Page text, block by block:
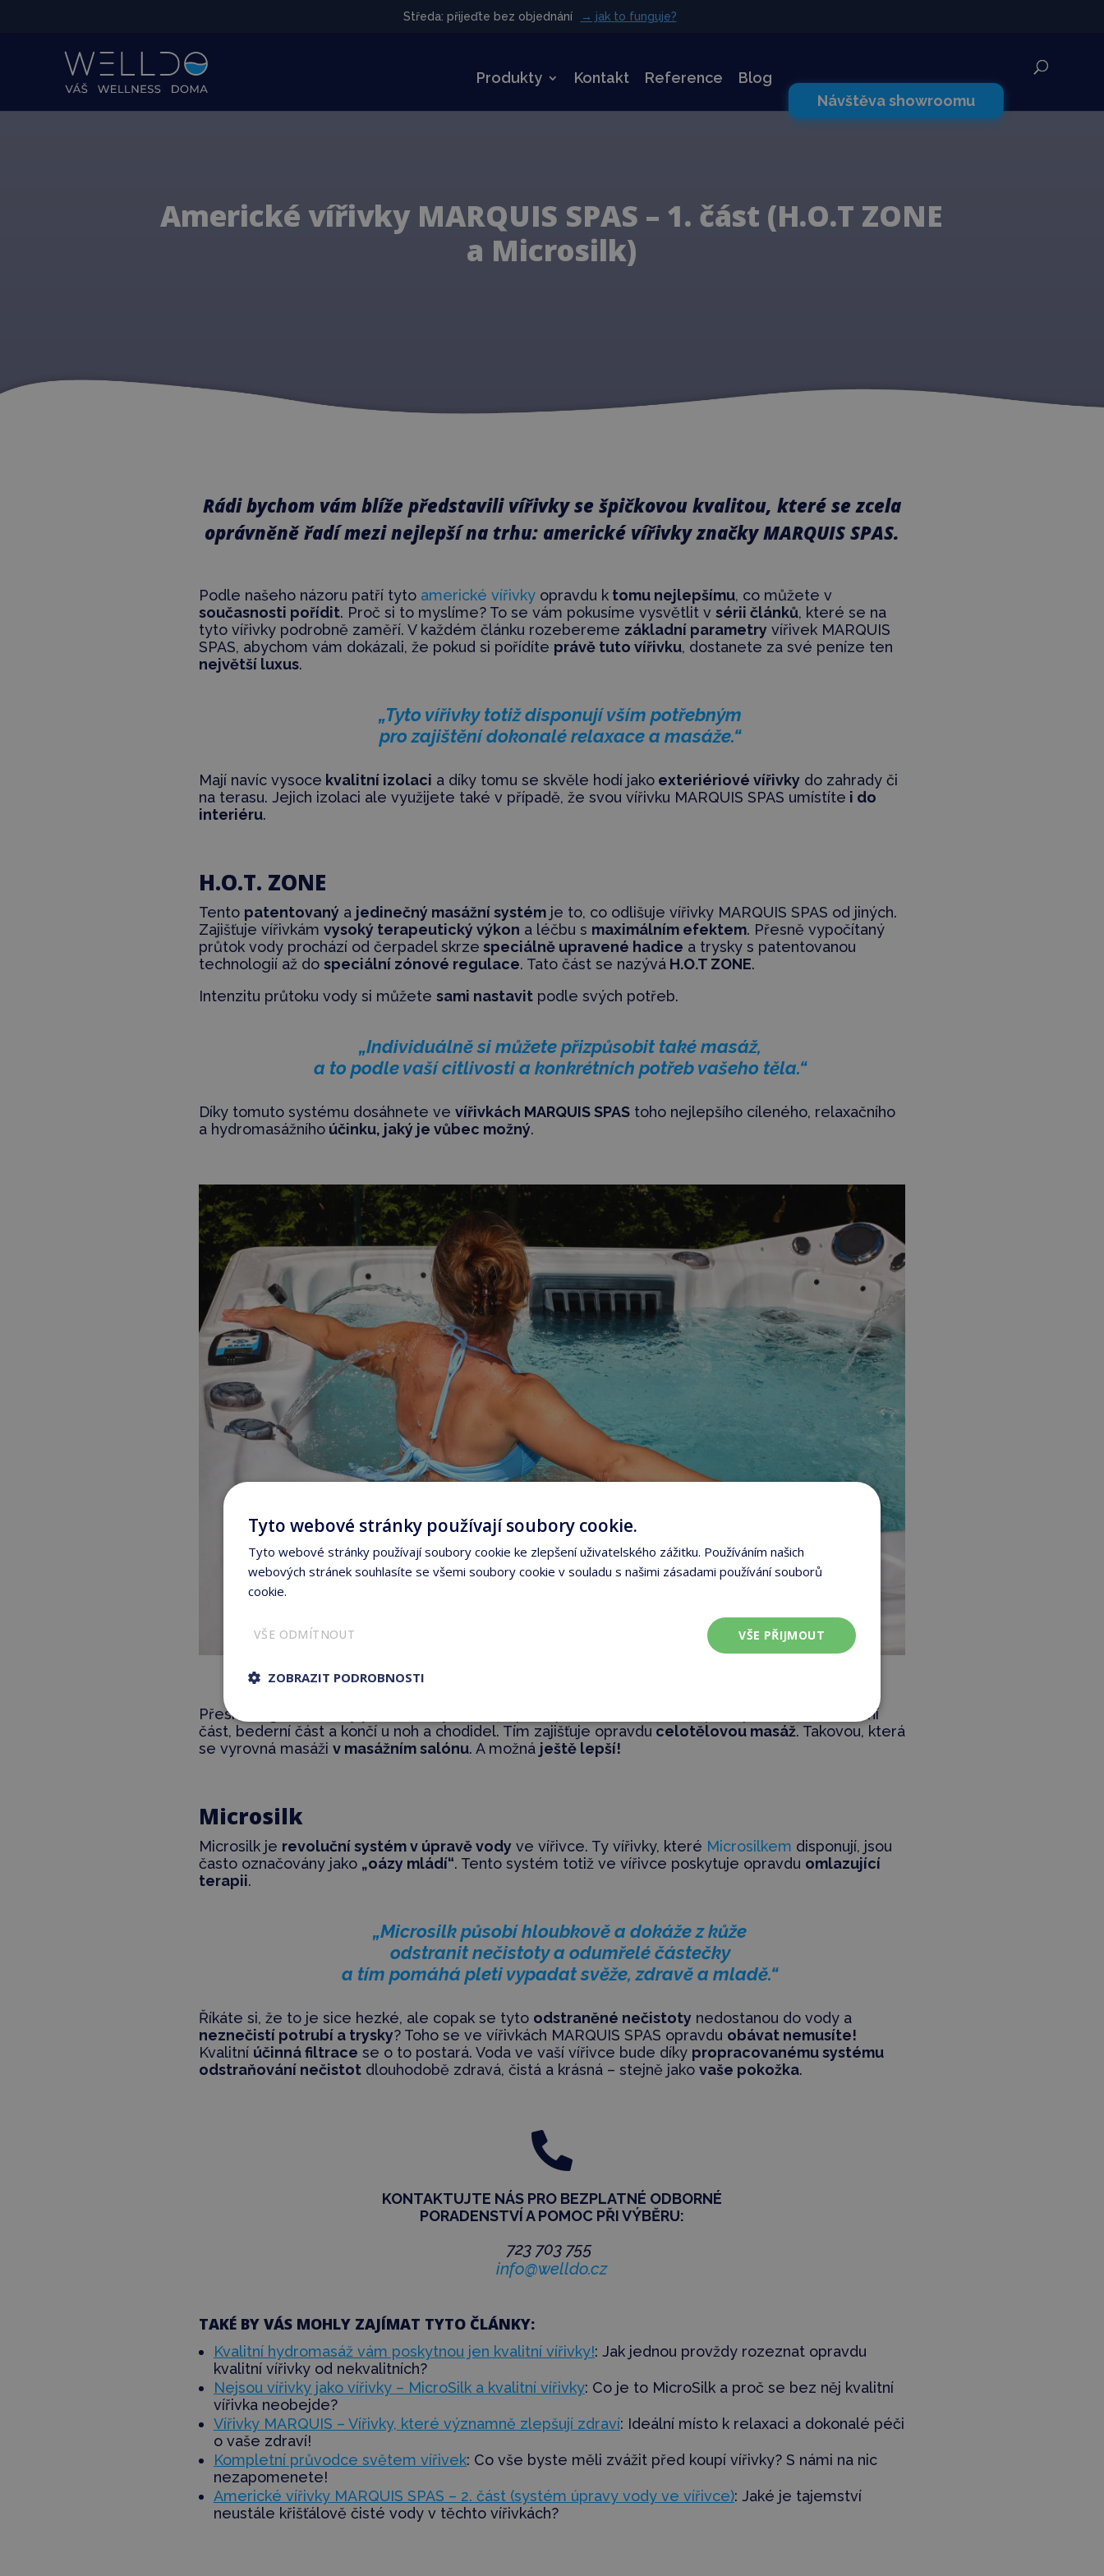
Produkty Kontakt Reference
Blog
Návštěva showroomu
Americké vířivky MARQUIS SPAS – 1. část (H.O.T ZONE
a Microsilk)
Rádi bychom vám blíže představili vířivky se špičkovou kvalitou, které se zcela
oprávněně řadí mezi nejlepší na trhu: americké vířivky značky MARQUIS SPAS.
Podle našeho názoru patří tyto americké vířivkyopravdu ktomu nejlepšímu, co můžete v
současnosti pořídit. Proč si to myslíme? To se vám pokusíme vysvětlit v sérii článků, které se na
tyto vířivky podrobně zaměří. V každém článku rozebereme základní parametryvířivek MARQUIS
SPAS, abychom vám dokázali, že pokud si pořídíte právě tuto vířivku, dostanete za své peníze ten
největší luxus.
„Tyto vířivky totiž disponují vším potřebným
pro zajištění dokonalé relaxace a masáže.“
Mají navíc vysoce kvalitní izolaci a díky tomu se skvěle hodí jakoexteriériové vířivkydo zahrady či
na terasu. Jejich izolaci ale využijete také v případě, že svou vířivku MARQUIS SPAS umístíte i do
interiéru.
H.O.T. ZONE
Tento patentovanýa jedinečný masážní systémje to, co odlišuje vířivky MARQUIS SPAS od jiných.
Zajišťuje vířivkám vysoký terapeutický výkon a léčbu s maximálním efektem. Přesně vypočítaný
průtok vody prochází od čerpadel skrze speciálně upravené hadice a trysky s patentovanou
technologií až do speciální zónové regulace. Tato část se nazýváH.O.T ZONE.
Intenzitu průtoku vody si můžete sami nastavitpodle svých potřeb.
„Individuálně si můžete přizpůsobit také masáž,
a to podle vaší citlivosti a konkrétních potřeb vašeho těla.“
Díky tomuto systému dosáhnete ve vířivkách MARQUIS SPAStoho nejlepšího cíleného, relaxačního
a hydromasážníhoúčinku, jaký je vůbec možný.
Přesně
směřuje postupně na krk a ramena, poté pokračuje na hrudní
část, bederní část a končí u noh a chodidel. Tím zajišťuje opravdu celotělovou masáž. Takovou, která
se vyrovná masáži v masážním salónu. A možná ještě lepší!
Microsilk
Microsilk je revoluční systém v úpravě vodyve vířivce. Ty vířivky, které Microsilkem disponují, jsou
často označovány jako „oázy mládí“. Tento systém totiž ve vířivce poskytuje opravdu omlazující
terapii.
„Microsilk působí hloubkově a dokáže z kůže
odstranit nečistoty a odumřelé částečky
a tím pomáhá pleti vypadat svěže, zdravě a mladě.“
Říkáte si, že to je sice hezké, ale copak se tyto odstraněné nečistotynedostanou do vody a
neznečistí potrubí a trysky? Toho se ve vířivkách MARQUIS SPAS opravdu obávat nemusíte!
Kvalitní účinná filtrace se o to postará. Voda ve vaší vířivce bude díky propracovanému systému
odstraňování nečistotdlouhodobě zdravá, čistá a krásná – stejně jako vaše pokožka.

KONTAKTUJTE NÁS PRO BEZPLATNÉ ODBORNÉ
PORADENSTVÍA POMOC PŘI VÝBĚRU:
723 703 755
info@welldo.cz
TAKÉ BY VÁS MOHLY ZAJÍMAT TYTO ČLÁNKY:
Kvalitní hydromasáž vám poskytnou jen kvalitní vířivky!: Jak jednou provždy rozeznat opravdu
kvalitní vířivky od nekvalitních?
Nejsou vířivky jako vířivky – MicroSilk a kvalitní vířivky: Co je to MicroSilk a proč se bez něj kvalitní
vířivka neobejde?
Vířivky MARQUIS – Vířivky, které významně zlepšují zdraví: Ideální místo k relaxaci a dokonalé péči
o vaše zdraví!
Kompletní průvodce světem vířivek: Co vše byste měli zvážit před koupí vířivky? S námi na nic
nezapomenete!
Americké vířivky MARQUIS SPAS – 2. část (systém úpravy vody ve vířivce): Jaké je tajemství
neustále křišťálově čisté vody v těchto vířivkách?
Středa: přijeďte bez objednání → jak to funguje?
Středa: přijeďte bez objednání → jak to funguje?
Tyto webové stránky používají soubory cookie.
Tyto webové stránky používají soubory cookie ke zlepšení uživatelského zážitku. Používáním našich
webových stránek souhlasíte se všemi soubory cookie v souladu s našimi zásadami používání souborů
cookie.
VŠE PŘIJMOUT
VŠE ODMÍTNOUT
ZOBRAZIT PODROBNOSTI